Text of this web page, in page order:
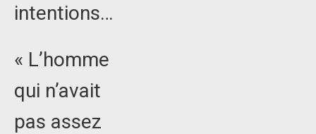
intentions…
« L’homme
qui n’avait
pas assez